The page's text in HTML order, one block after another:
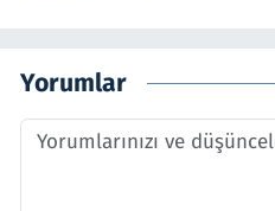
Yorumlar